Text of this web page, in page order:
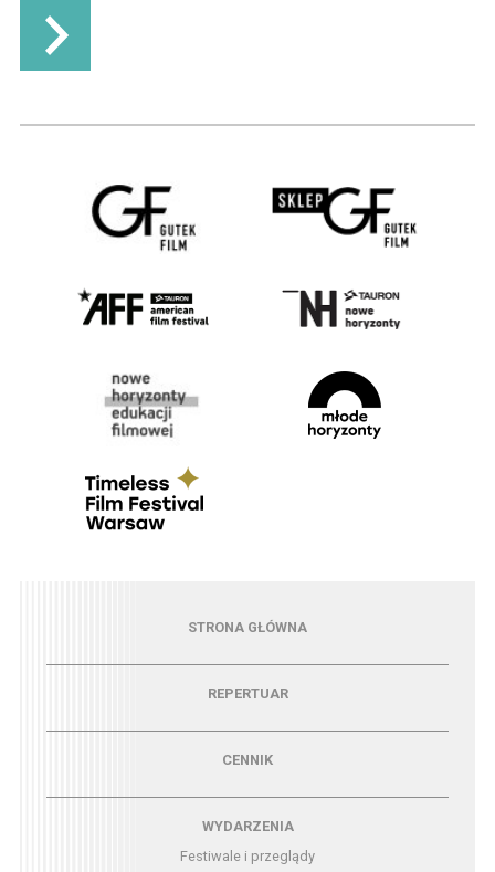
Menu - strona główna
STRONA GŁÓWNA
Menu - repertuarREPERTUAR
CENNIK
Menu - wydarzeniaWYDARZENIA
Festiwale i przeglądy